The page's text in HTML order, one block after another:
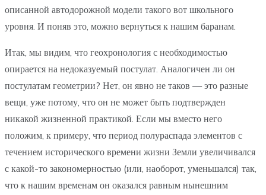
описанной автодорожной модели такого вот школьного
уровня. И поняв это, можно вернуться к нашим баранам.
Итак, мы видим, что геохронология с необходимостью
опирается на недоказуемый постулат. Аналогичен ли он
постулатам геометрии? Нет, он явно не таков — это разные
вещи, уже потому, что он не может быть подтвержден
никакой жизненной практикой. Если мы вместо него
положим, к примеру, что период полураспада элементов с
течением исторического времени жизни Земли увеличивался
с какой-то закономерностью (или, наоборот, уменьшался) так,
что к нашим временам он оказался равным нынешним